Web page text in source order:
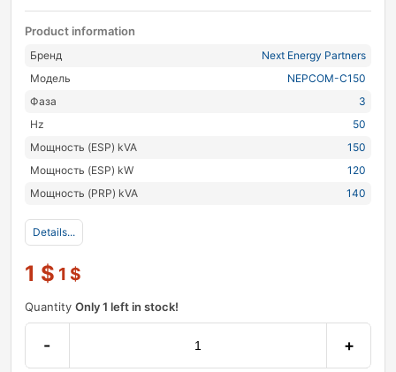
Product information
Бренд
Next Energy Partners
Модель
NEPCOM-C150
Фаза
3
Hz
50
Мощность (ESP) kVA
150
Мощность (ESP) kW
120
Мощность (PRP) kVA
140
Details...
1 $ 1 $
Quantity Only 1 left in stock!
- +